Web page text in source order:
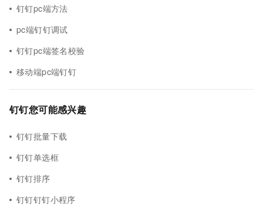
钉钉pc端方法
pc端钉钉调试
钉钉pc端签名校验
移动端pc端钉钉
钉钉您可能感兴趣
钉钉批量下载
钉钉单选框
钉钉排序
钉钉钉钉小程序